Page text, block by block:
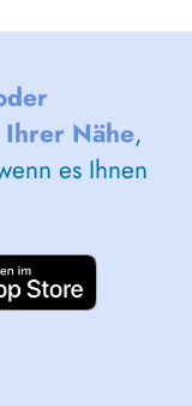
Nähe,
es Ihnen